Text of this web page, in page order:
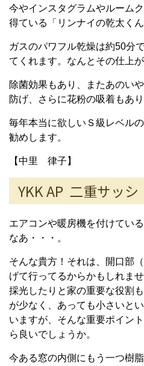
今やインスタグラムやルーム
得ている「リンナイの乾太くん
ガスのパワフル乾燥は約50分
てくれます。なんとその仕上
除菌効果もあり、またあのい
防げ、さらに花粉の吸着もあり
毎年本当に欲しいＳ級レベル
勧めします。
【中里 律子】
YKK AP 二重サッシ
エアコンや暖房機を付けてい
なあ・・・。
そんな貴方！それは、開口部
げて行ってるからかもしれま
採光したりと家の重要な役割
が少なく、あっても小さいと
いますが、そんな重要ポイン
ら良いでしょうか。
今ある窓の内側にもう一つ樹